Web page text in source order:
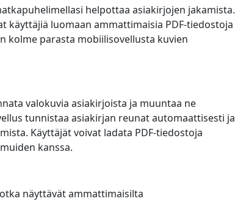
helpottaa asiakirjojen jakamista.
käyttäjiä luomaan ammattimaisia ​​PDF-tiedostoja
kolme parasta mobiilisovellusta kuvien
valokuvia asiakirjoista ja muuntaa ne
tunnistaa asiakirjan reunat automaattisesti ja
Käyttäjät voivat ladata PDF-tiedostoja
kanssa.
näyttävät ammattimaisilta